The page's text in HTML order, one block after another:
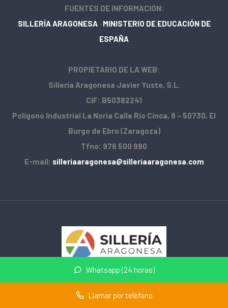
Whatsapp (24 horas)
Llamar por teléfono
FUENTES DE INFORMACIÓN:
SILLERÍA ARAGONESA· MINISTERIO DE EDUCACIÓN DE
ESPAÑA
PROPIETARIO DE LA WEB:
Sillería Aragonesa Javier Yuste, S.L.
CIF: B50382241
Polígono Industrial La Noria Calle Río Cinca, 8 – 50730, El
Burgo de Ebro (Zaragoza)
Tfno: 976 500 990
E-mail: silleriaaragonesa@silleriaaragonesa.com
Aviso Legal